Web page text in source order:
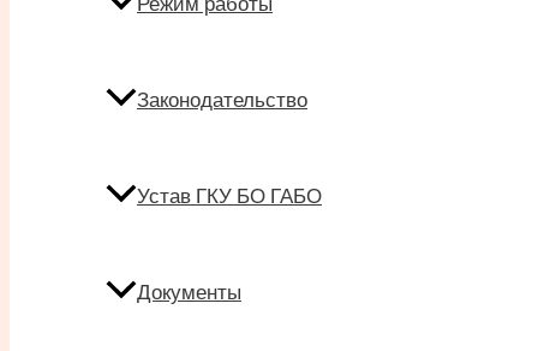
Законодательство
Устав ГКУ БО ГАБО
Документы